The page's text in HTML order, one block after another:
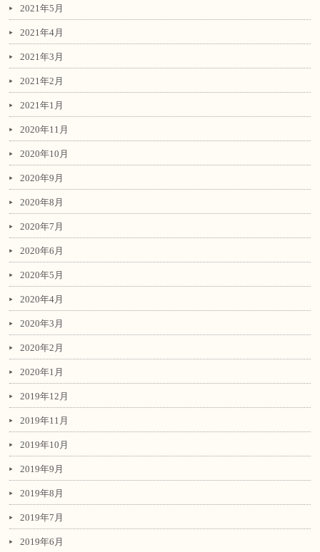
2021年5月
2021年4月
2021年3月
2021年2月
2021年1月
2020年11月
2020年10月
2020年9月
2020年8月
2020年7月
2020年6月
2020年5月
2020年4月
2020年3月
2020年2月
2020年1月
2019年12月
2019年11月
2019年10月
2019年9月
2019年8月
2019年7月
2019年6月